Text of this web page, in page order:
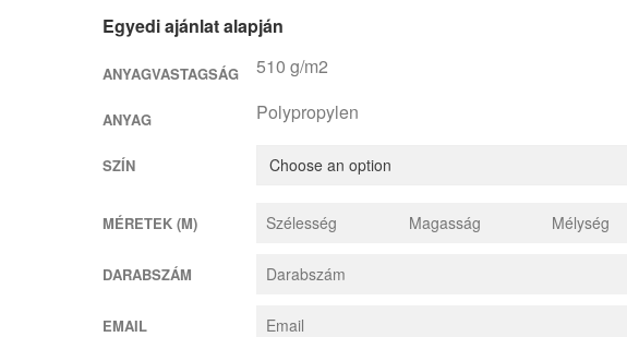
Egyedi ajánlat alapján
ANYAGVASTAGSÁG 510 g/m2
ANYAG Polypropylen
SZÍN
MÉRETEK (M)
DARABSZÁM
EMAIL